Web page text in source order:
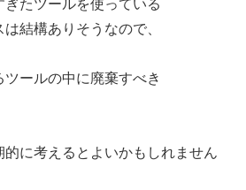
たツールを使っている
構ありそうなので、
ールの中に廃棄すべき
に考えるとよいかもしれません